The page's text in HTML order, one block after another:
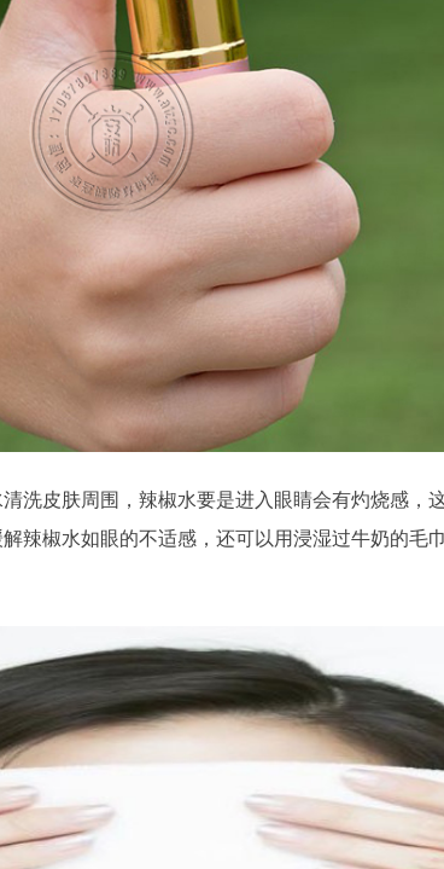
洗皮肤周围，辣椒水要是进入眼睛会有灼烧感，
辣椒水如眼的不适感，还可以用浸湿过牛奶的毛